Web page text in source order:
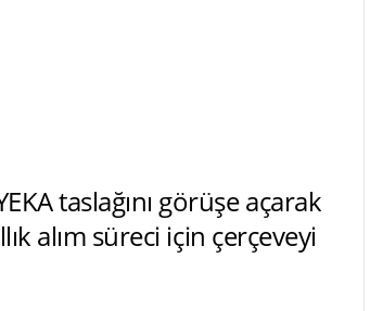
taslağını görüşe açarak
alım süreci için çerçeveyi